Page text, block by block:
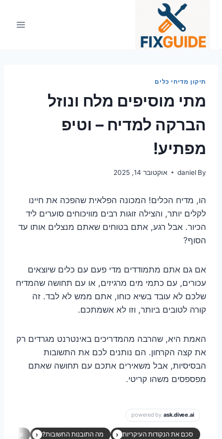
תיקון מדיחי כלים
מתי מוסיפים מלח ונוזל
הברקה למדיח – וטיפ
מפתיע!
By
daniel אוקטובר 14, 2025
הו, מדיח הכלים! המכונה הפלאית שהפכה את חיינו
לקלים יותר, והצילה זוגות רבים מוויכוחים סוערים ליד
הכיור. אבל רגע, אתם בטוחים שאתם מנצלים אותו עד
הסוף?
אם גם אתם מתמודדים מדי פעם עם כלים שיוצאים
עכורים, עם כתמי מים מרגיזים, או עם תחושה שהמדיח
שלכם לא עובד בשיא כוחו, אתם ממש לא לבד. זה
קורה לטובים ביותר, וזו לא אשמתכם.
האמת היא, שהרבה מהמדריכים באינטרנט מגרדים רק
את קצה הקרחון. הם נותנים לכם את התשובות
הבסיסיות, אבל משאירים אתכם עם תחושה שאתם
מפספסים משהו קריטי.